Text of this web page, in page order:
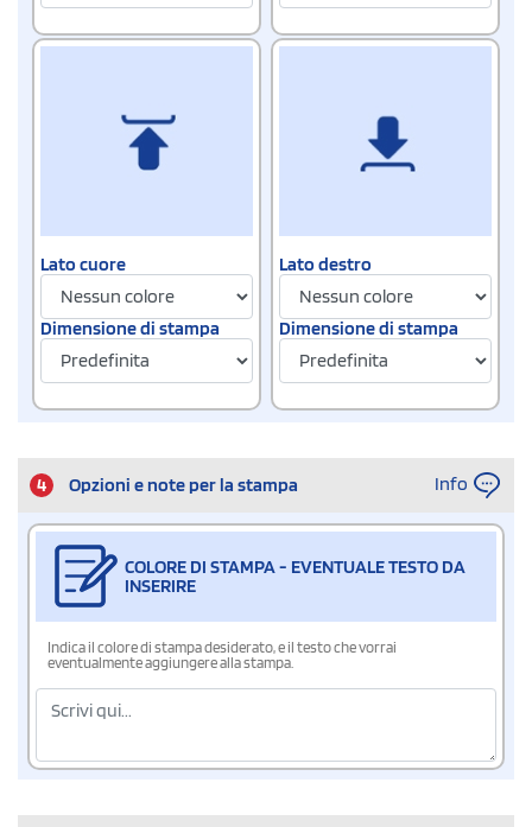
Lato cuore
Dimensione di stampa
Lato destro
Dimensione di stampa
4 Opzioni e note per la stampa Info
COLORE DI STAMPA - EVENTUALE TESTO DA
INSERIRE
Indica il colore di stampa desiderato, e il testo che vorrai
eventualmente aggiungere alla stampa.